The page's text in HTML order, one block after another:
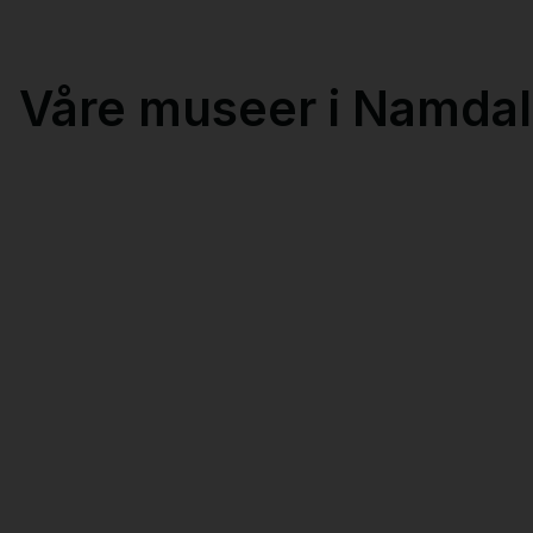
Våre museer i